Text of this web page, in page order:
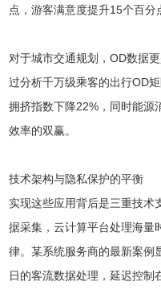
点，游客满意度提升15个百分
对于城市交通规划，OD数据
过分析千万级乘客的出行OD
拥挤指数下降22%，同时能源
效率的双赢。
技术架构与隐私保护的平衡
实现这些应用背后是三重技术
据采集，云计算平台处理海量
律。某系统服务商的最新案例
日的客流数据处理，延迟控制